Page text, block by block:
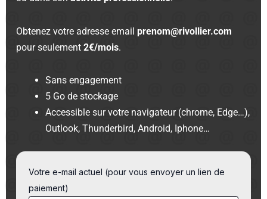
Obtenez votre adresse email prenom@rivollier.com
pour seulement2€/mois.
Sans engagement
5 Go de stockage
Accessible sur votre navigateur (chrome, Edge…),
Outlook, Thunderbird, Android, Iphone…
Votre e-mail actuel (pour vous envoyer un lien de
paiement)